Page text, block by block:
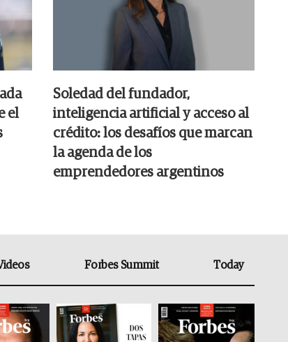
el
Soledad del fundador,
inteligencia artificial y acceso al
crédito: los desafíos que marcan
la agenda de los
emprendedores argentinos
Forbes Summit Today